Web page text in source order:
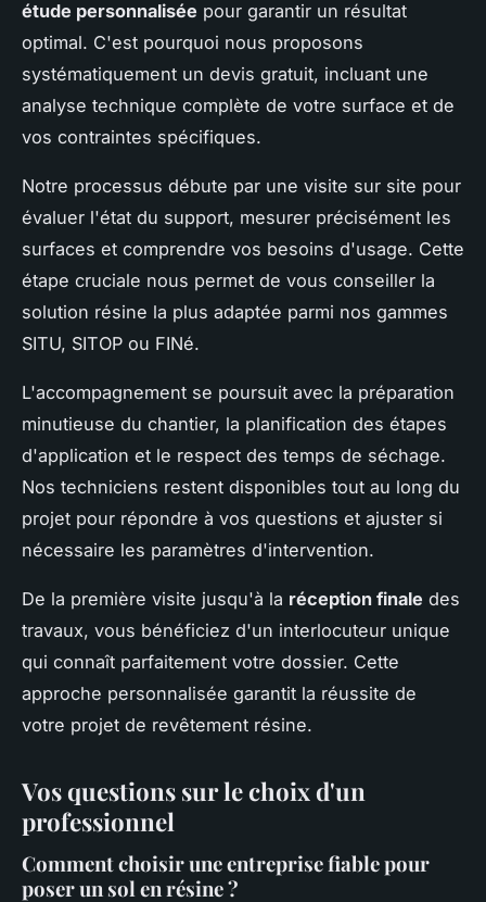
étude personnalisée pour garantir un résultat
optimal. C'est pourquoi nous proposons
systématiquement un devis gratuit, incluant une
analyse technique complète de votre surface et de
vos contraintes spécifiques.
Notre processus débute par une visite sur site pour
évaluer l'état du support, mesurer précisément les
surfaces et comprendre vos besoins d'usage. Cette
étape cruciale nous permet de vous conseiller la
solution résine la plus adaptée parmi nos gammes
SITU, SITOP ou FINé.
L'accompagnement se poursuit avec la préparation
minutieuse du chantier, la planification des étapes
d'application et le respect des temps de séchage.
Nos techniciens restent disponibles tout au long du
projet pour répondre à vos questions et ajuster si
nécessaire les paramètres d'intervention.
De la première visite jusqu'à la réception finale des
travaux, vous bénéficiez d'un interlocuteur unique
qui connaît parfaitement votre dossier. Cette
approche personnalisée garantit la réussite de
votre projet de revêtement résine.
Vos questions sur le choix d'un
professionnel
Comment choisir une entreprise fiable pour
poser un sol en résine ?